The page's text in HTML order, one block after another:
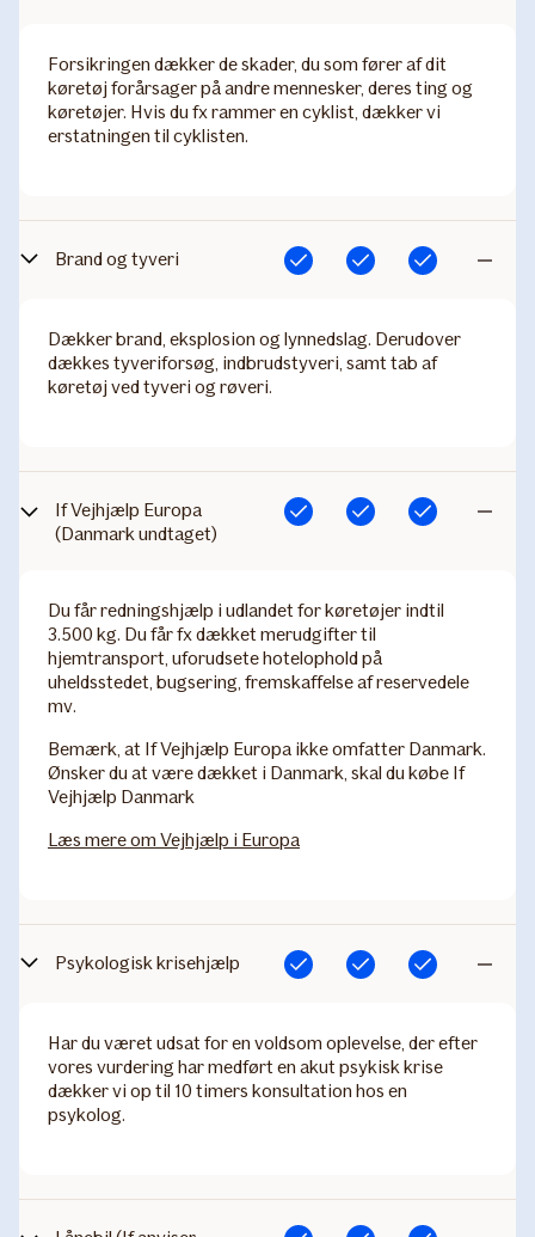
Forsikringen dækker de skader, du som fører af dit
køretøj forårsager på andre mennesker, deres ting og
køretøjer. Hvis du fx rammer en cyklist, dækker vi
erstatningen til cyklisten.
Brand og tyveri Inkluderet Inkluderet
Inkluderet
Dækker brand, eksplosion og lynnedslag. Derudover
dækkes tyveriforsøg, indbrudstyveri, samt tab af
køretøj ved tyveri og røveri.
If Vejhjælp Europa
(Danmark undtaget)
Inkluderet Inkluderet
Inkluderet
Du får redningshjælp i udlandet for køretøjer indtil
3.500 kg. Du får fx dækket merudgifter til
hjemtransport, uforudsete hotelophold på
uheldsstedet, bugsering, fremskaffelse af reservedele
mv.
Bemærk, at If Vejhjælp Europa ikke omfatter Danmark.
Ønsker du at være dækket i Danmark, skal du købe If
Vejhjælp Danmark
Læs mere om Vejhjælp i Europa
Psykologisk krisehjælp Inkluderet Inkluderet
Inkluderet
Har du været udsat for en voldsom oplevelse, der efter
vores vurdering har medført en akut psykisk krise
dækker vi op til 10 timers konsultation hos en
psykolog.